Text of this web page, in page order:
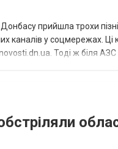
прийшла трохи
у соцмережах. Ці
Тоді ж біля